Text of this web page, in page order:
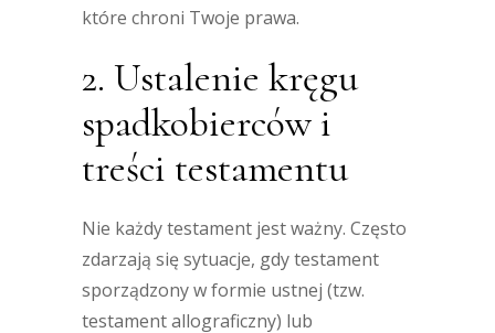
które chroni Twoje prawa.
2. Ustalenie kręgu
spadkobierców i
treści testamentu
Nie każdy testament jest ważny. Często
zdarzają się sytuacje, gdy testament
sporządzony w formie ustnej (tzw.
testament allograficzny) lub